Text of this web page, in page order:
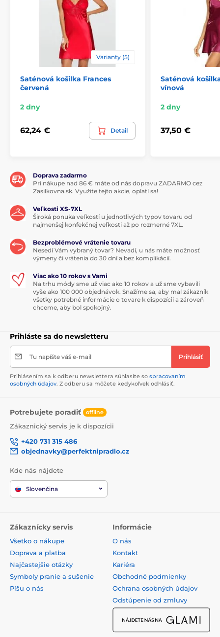
Varianty (5)
Saténová košilka Frances
červená
2 dny
62,24 € Detail
Saténová
vínová
2 dny
37,50 €
Doprava zadarmo
Pri nákupe nad 86 € máte od nás dopravu ZADARMO cez
Zasilkovna.sk. Využite tejto akcie, oplatí sa!
Veľkosti XS-7XL
Široká ponuka veľkostí u jednotlivých typov tovaru od
najmenšej konfekčnej veľkosti až po rozmerné 7XL.
Bezproblémové vrátenie tovaru
Nesedí Vám vybraný tovar? Nevadí, u nás máte možnosť
výmeny či vrátenia do 30 dní a bez komplikácií.
Viac ako 10 rokov s Vami
Na trhu módy sme už viac ako 10 rokov a už sme vybavili
vyše ako 100 000 objednávok. Snažíme sa, aby mal zákazník
všetky potrebné informácie o tovare k dispozícii a zároveň
chceme, aby bol spokojný.
Prihláste sa do newsletteru
Tu napíšte váš e-mail Prihlásiť
Prihlásením sa k odberu newslettera súhlasíte so spracovaním
osobných údajov. Z odberu sa môžete kedykoľvek odhlásiť.
Potrebujete poradiť offline
Zákaznický servis je k dispozícii
+420 731 315 486
objednavky@perfektnipradlo.cz
Kde nás nájdete
Slovenčina
Zákaznícky servis
Všetko o nákupe
Doprava a platba
Najčastejšie otázky
Symboly pranie a sušenie
Píšu o nás
Informácie
O nás
Kontakt
Kariéra
Obchodné podmienky
Ochrana osobných údajov
Odstúpenie od zmluvy